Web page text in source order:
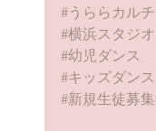
#うららカル
#横浜スタジオ
#幼児ダンス
#キッズダンス
#新規生徒募